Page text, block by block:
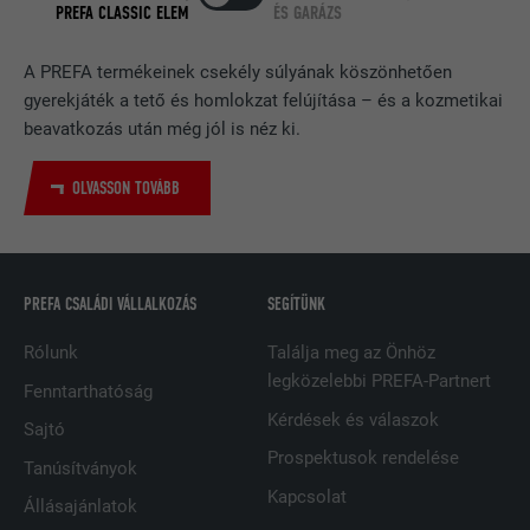
A PREFA termékeinek csekély súlyának köszönhetően
gyerekjáték a tető és homlokzat felújítása – és a kozmetikai
beavatkozás után még jól is néz ki.
OLVASSON TOVÁBB
PREFA CLASSIC ELEM
ÉS GARÁZS
PREFA CSALÁDI VÁLLALKOZÁS
Rólunk
Fenntarthatóság
Sajtó
Tanúsítványok
Állásajánlatok
SEGÍTÜNK
Találja meg az Önhöz
legközelebbi PREFA-Partnert
Kérdések és válaszok
Prospektusok rendelése
Kapcsolat
SZOLGÁLTATÓ LinkedIn
FOLYAMAT 2 év
szolgáltatás használja, célja a
NÉV
SZOLGÁLTATÓ
A LinkedIn közösségi hálózati